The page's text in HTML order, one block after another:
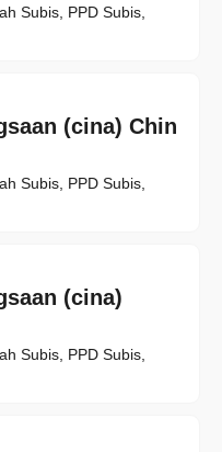
Subis, PPD Subis,
(cina) Chin
Subis, PPD Subis,
(cina)
Subis, PPD Subis,